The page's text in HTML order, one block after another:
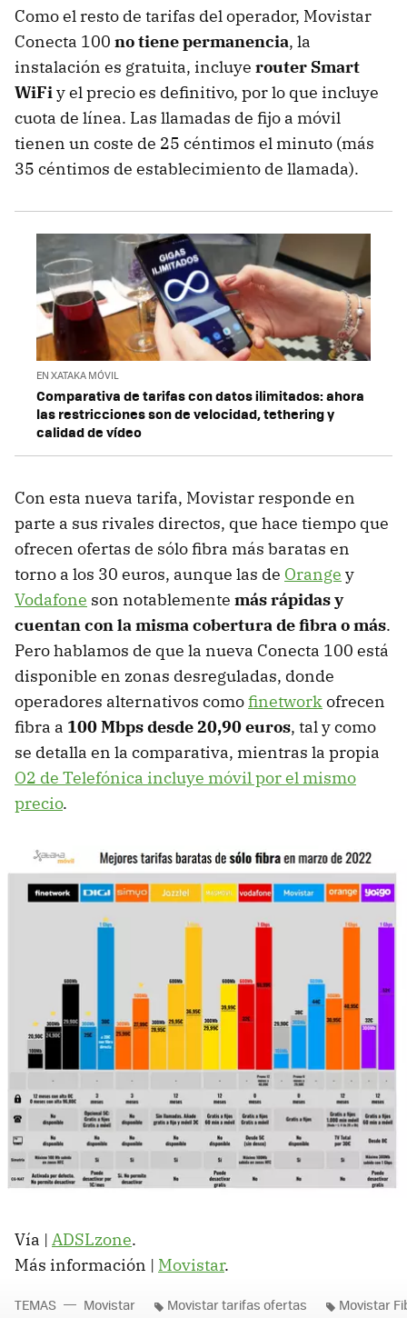
Como el resto de tarifas del operador, Movistar
Conecta 100 no tiene permanencia, la
instalación es gratuita, incluye router Smart
WiFiy el precio es definitivo, por lo que incluye
cuota de línea. Las llamadas de fijo a móvil
tienen un coste de 25 céntimos el minuto (más
35 céntimos de establecimiento de llamada).
EN XATAKA MÓVIL
Comparativa de tarifas con datos ilimitados: ahora
las restricciones son de velocidad, tethering y
calidad de vídeo
Con esta nueva tarifa, Movistar responde en
parte a sus rivales directos, que hace tiempo que
ofrecen ofertas de sólo fibra más baratas en
torno a los 30 euros, aunque las de Orange y
Vodafone son notablemente más rápidas y
cuentan con la misma cobertura de fibra o más.
Pero hablamos de que la nueva Conecta 100 está
disponible en zonas desreguladas, donde
operadores alternativos comofinetworkofrecen
fibra a 100 Mbps desde 20,90 euros, tal y como
se detalla en la comparativa, mientras la propia
O2 de Telefónica incluye móvil por el mismo
precio.
Vía | ADSLzone.
Más información | Movistar.
TEMAS Movistar Movistar tarifas ofertas Movistar